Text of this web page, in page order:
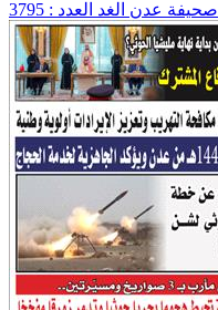
صحيفة عدن الغد العدد : 3795